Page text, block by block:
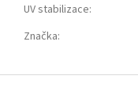
UV stabilizace:
Značka: